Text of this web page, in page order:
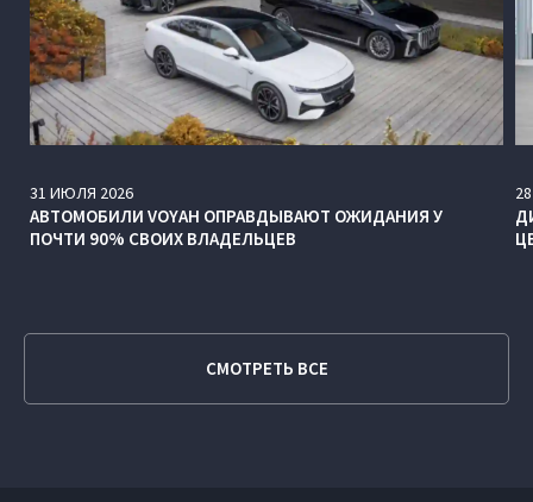
31 ИЮЛЯ 2026
АВТОМОБИЛИ VOYAH ОПРАВДЫВАЮТ ОЖИДАНИЯ У
ПОЧТИ 90% СВОИХ ВЛАДЕЛЬЦЕВ
28
СМОТРЕТЬ ВСЕ